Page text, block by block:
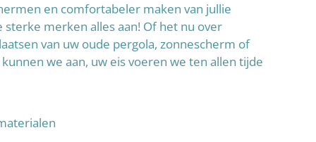
en comfortabeler maken van jullie
merken alles aan! Of het nu over
van uw oude pergola, zonnescherm of
we aan, uw eis voeren we ten allen tijde